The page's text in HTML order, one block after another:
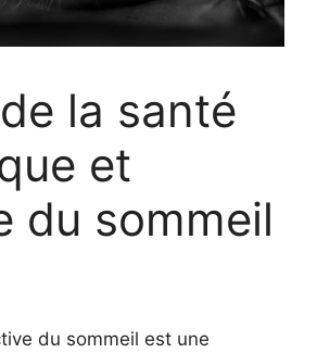
la santé
et
du sommeil
du sommeil est une